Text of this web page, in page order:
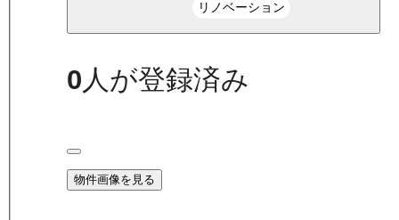
リノベーション
0人が登録済み
物件画像を見る